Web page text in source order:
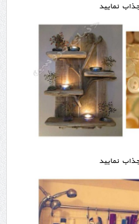
نمایید
نمایید